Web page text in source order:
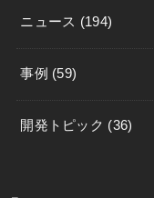
ニュース (194)
事例 (59)
開発トピック (36)